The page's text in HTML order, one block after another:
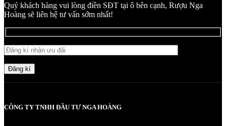
Quý khách hàng vui lòng điền SĐT tại ô bên cạnh, Rượu Nga
Hoàng sẽ liên hệ tư vấn sớm nhất!
Đăng kí
CÔNG TY TNHH ĐẦU TƯ NGA HOÀNG